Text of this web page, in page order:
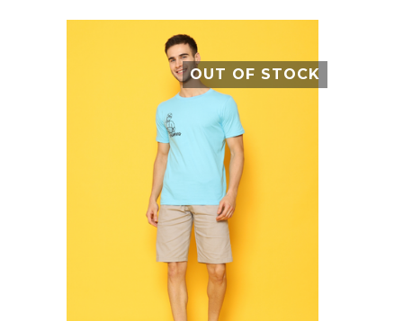
OUT OF STOCK